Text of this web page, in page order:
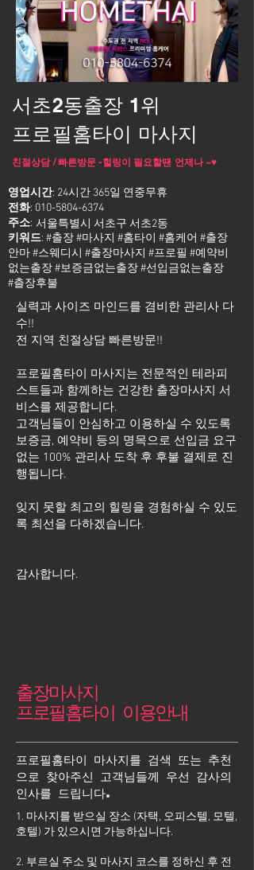
서초2동출장 1위
프로필홈타이 마사지
친절상담 / 빠른방문 -힐링이 필요할땐 언제나 ~♥
영업시간: 24시간 365일 연중무휴
전화: 010-5804-6374
주소:
키워드: #출장 #마사지 #홈타이 #홈케어 #출장
안마 #스웨디시 #출장마사지 #프로필 #예약비
없는출장 #보증금없는출장 #선입금없는출장
#출장후불
서울특별시 서초구 서초2동
실력과 사이즈 마인드를 겸비한 관리사 다
수!!
전 지역 친절상담 빠른방문!!
프로필홈타이 마사지는 전문적인 테라피
스트들과 함께하는 건강한 출장마사지 서
비스를 제공합니다.
고객님들이 안심하고 이용하실 수 있도록
보증금, 예약비 등의 명목으로 선입금 요구
없는 100% 관리사 도착 후 후불 결제로 진
행됩니다.
잊지 못할 최고의 힐링을 경험하실 수 있도
록 최선을 다하겠습니다.
​감사합니다.
출장마사지
프로필홈타이 이용안내
프로필홈타이 마사지를 검색 또는 추천
으로 찾아주신 고객님들께 우선 감사의
인사를 드립니다.
1. 마사지를 받으실 장소 (자택, 오피스텔, 모텔,
호텔) 가 있으시면 가능하십니다.
2. 부르실 주소 및 마사지 코스를 정하신 후 전